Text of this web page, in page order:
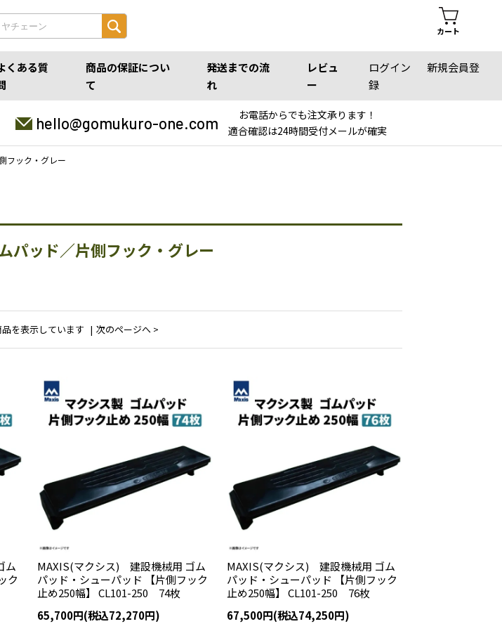
カート
くある質
商品の保証につい
て
発送までの流
れ
レビュ
ー
ログイン
新規会員登
録
hello@gomukuro-one.com
お電話からでも注文承ります！
適合確認は24時間受付メールが確実
フック・グレー
パッド／片側フック・グレー
を表示しています 次のページへ >
ム
ク
MAXIS(マクシス) 建設機械用 ゴム
パッド・シューパッド 【片側フック
止め250幅】 CL101-250 74枚
65,700円(税込72,270円)
MAXIS(マクシス) 建設機械用 ゴム
パッド・シューパッド 【片側フック
止め250幅】 CL101-250 76枚
67,500円(税込74,250円)